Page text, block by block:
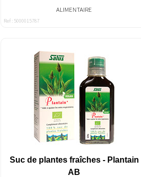
ALIMENTAIRE
Ref : 5000015787
Suc de plantes fraîches - Plantain
AB